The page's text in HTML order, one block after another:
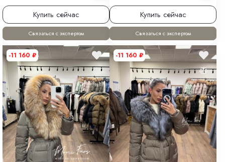
Купить сейчас
Связаться с экспертом
Купить сейчас
Связаться с экспертом
-11 160 ₽ -11 160 ₽